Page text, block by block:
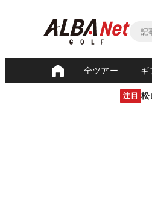
全ツアー ギ
注目 松